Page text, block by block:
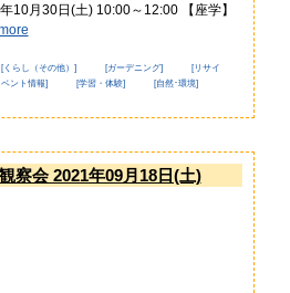
10月30日(土) 10:00～12:00 【座学】
[くらし（その他）] [ガーデニング]
[リサイ
ント情報] [学習・体験] [自然･環境]
察会 2021年09月18日(土)